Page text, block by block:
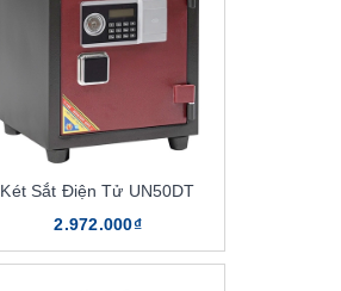
Két Sắt Điện Tử UN50DT
2.972.000₫